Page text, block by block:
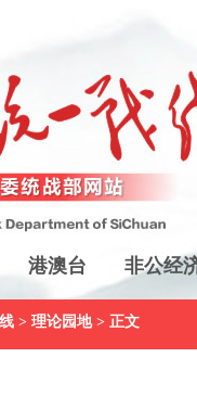
港澳台 非公经
> 理论园地> 正文